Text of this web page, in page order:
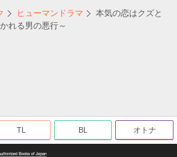
ヒューマンドラマ
本気の恋はクズと
れる男の悪行～
TL BL オトナ